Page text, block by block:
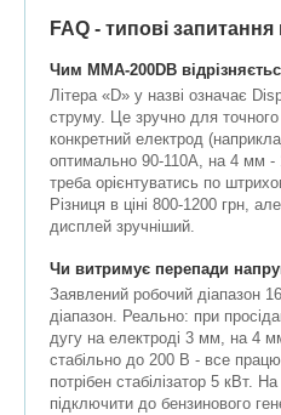
FAQ - типові запитання
Чим ММА-200DB
Літера «D» у назві означає
струму. Це зручно для
конкретний електрод
оптимально 90-110А, на 4 мм
треба орієнтуватись по
Різниця в ціні 800-1200 грн,
дисплей зручніший.
Чи витримує перепади
Заявлений робочий діапазон
діапазон. Реально: при
дугу на електроді 3 мм, на 4
стабільно до 200 В - все
потрібен стабілізатор 5 кВт.
підключити до бензинового